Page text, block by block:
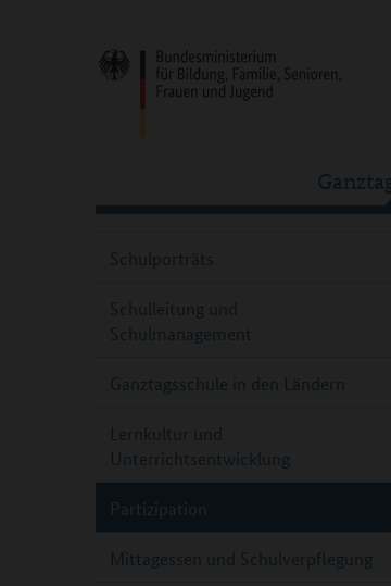
Schulporträts
Schulleitung und
Schulmanagement
Ganztagsschule in den Ländern
Lernkultur und
Unterrichtsentwicklung
Partizipation
Mittagessen und Schulverpflegung